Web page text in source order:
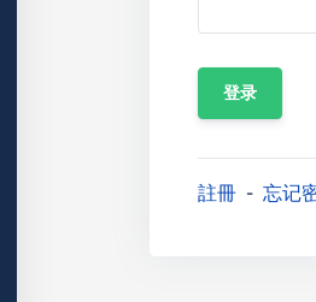
註冊 忘记